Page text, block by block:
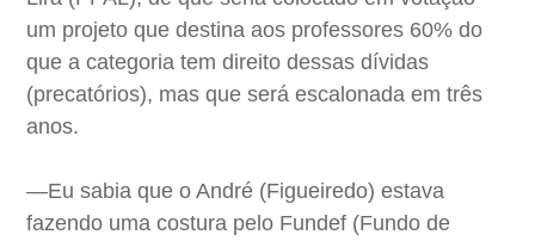
um projeto que destina aos professores 60% do
que a categoria tem direito dessas dívidas
(precatórios), mas que será escalonada em três
anos.
—Eu sabia que o André (Figueiredo) estava
fazendo uma costura pelo Fundef (Fundo de